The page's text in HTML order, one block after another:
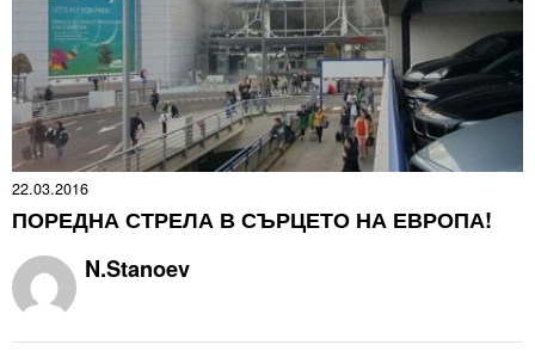
22.03.2016
ПОРЕДНА СТРЕЛА В СЪРЦЕТО НА ЕВРОПА!
N.Stanoev